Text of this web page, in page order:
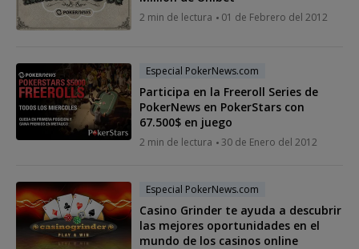
2 min de lectura 01 de Febrero del 2012
Especial PokerNews.com
Participa en la Freeroll Series de
PokerNews en PokerStars con
67.500$ en juego
2 min de lectura 30 de Enero del 2012
Especial PokerNews.com
Casino Grinder te ayuda a descubrir
las mejores oportunidades en el
mundo de los casinos online